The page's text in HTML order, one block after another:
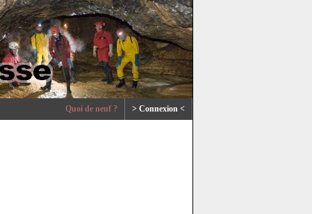
> Connexion <
Quoi de neuf ?